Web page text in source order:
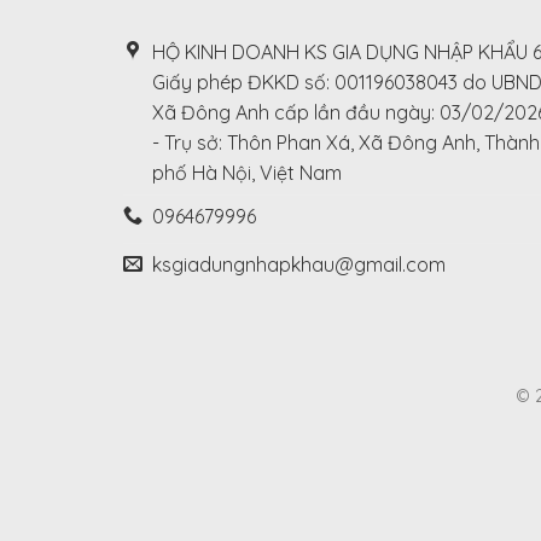
HỘ KINH DOANH KS GIA DỤNG NHẬP KHẨU
Giấy phép ĐKKD số: 001196038043 do UBND
Xã Đông Anh cấp lần đầu ngày: 03/02/
- Trụ sở: Thôn Phan Xá, Xã Đông Anh, Thành
phố Hà Nội, Việt Nam
0964679996
ksgiadungnhapkhau@gmail.com
©